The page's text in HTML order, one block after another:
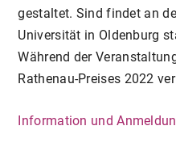
gestaltet. Sind findet an
Universität in Oldenburg
Während der
Rathenau-Preises 2022
Information und